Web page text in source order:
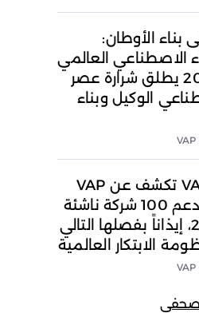
بناء الأوطان:
الاصطناعي العالمي
بالرياض 2026 يطلق شرارة عصر
الوكيل وبناء
مجموعة VAP تكشف عن VAP
Ventures لدعم 100 شركة ناشئة
بحلول 2030، إيذاناً بفصلها التالي
الابتكار العالمية
صحفي